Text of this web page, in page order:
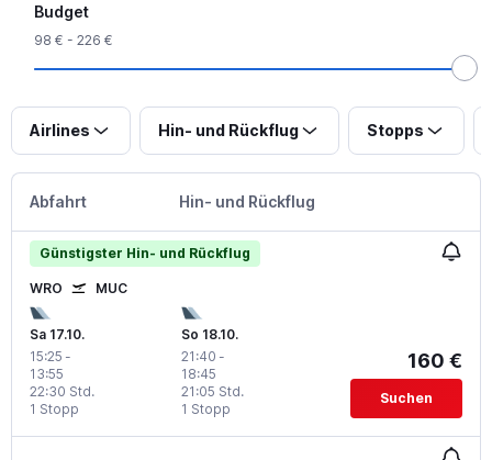
Budget
98 € - 226 €
Airlines Hin- und Rückflug Stopps
Abfahrt Hin- und Rückflug
Günstigster Hin- und Rückflug
WRO MUC
Sa 17.10.
15:25 -
13:55
1 Stopp
22:30 Std.
So 18.10.
21:40 -
18:45
1 Stopp
21:05 Std.
160 €
Suchen